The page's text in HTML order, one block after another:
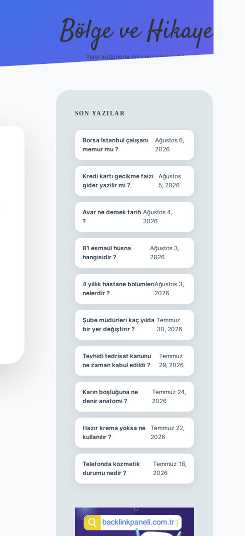
Bölge ve Hikaye
Yerel kültürlerle dolu neşeli yolculuk!
SIDEBAR
SON YAZILAR
Borsa İstanbul çalışanı
memur mu ?
Ağustos 6,
2026
Kredi kartı gecikme faizi
gider yazilir mi ?
Ağustos
5, 2026
Avar ne demek tarih
?
Ağustos 4,
2026
81 esmaül hüsna
hangisidir ?
Ağustos 3,
2026
4 yıllık hastane bölümleri
nelerdir ?
Ağustos 3,
2026
Şube müdürleri kaç yılda
bir yer değiştirir ?
Temmuz
30, 2026
Tevhidi tedrisat kanunu
ne zaman kabul edildi ?
Temmuz
29, 2026
Karın boşluğuna ne
denir anatomi ?
Temmuz 24,
2026
Hazır krema yoksa ne
kullanılır ?
Temmuz 22,
2026
Telefonda kozmetik
durumu nedir ?
Temmuz 18,
2026
grand opera